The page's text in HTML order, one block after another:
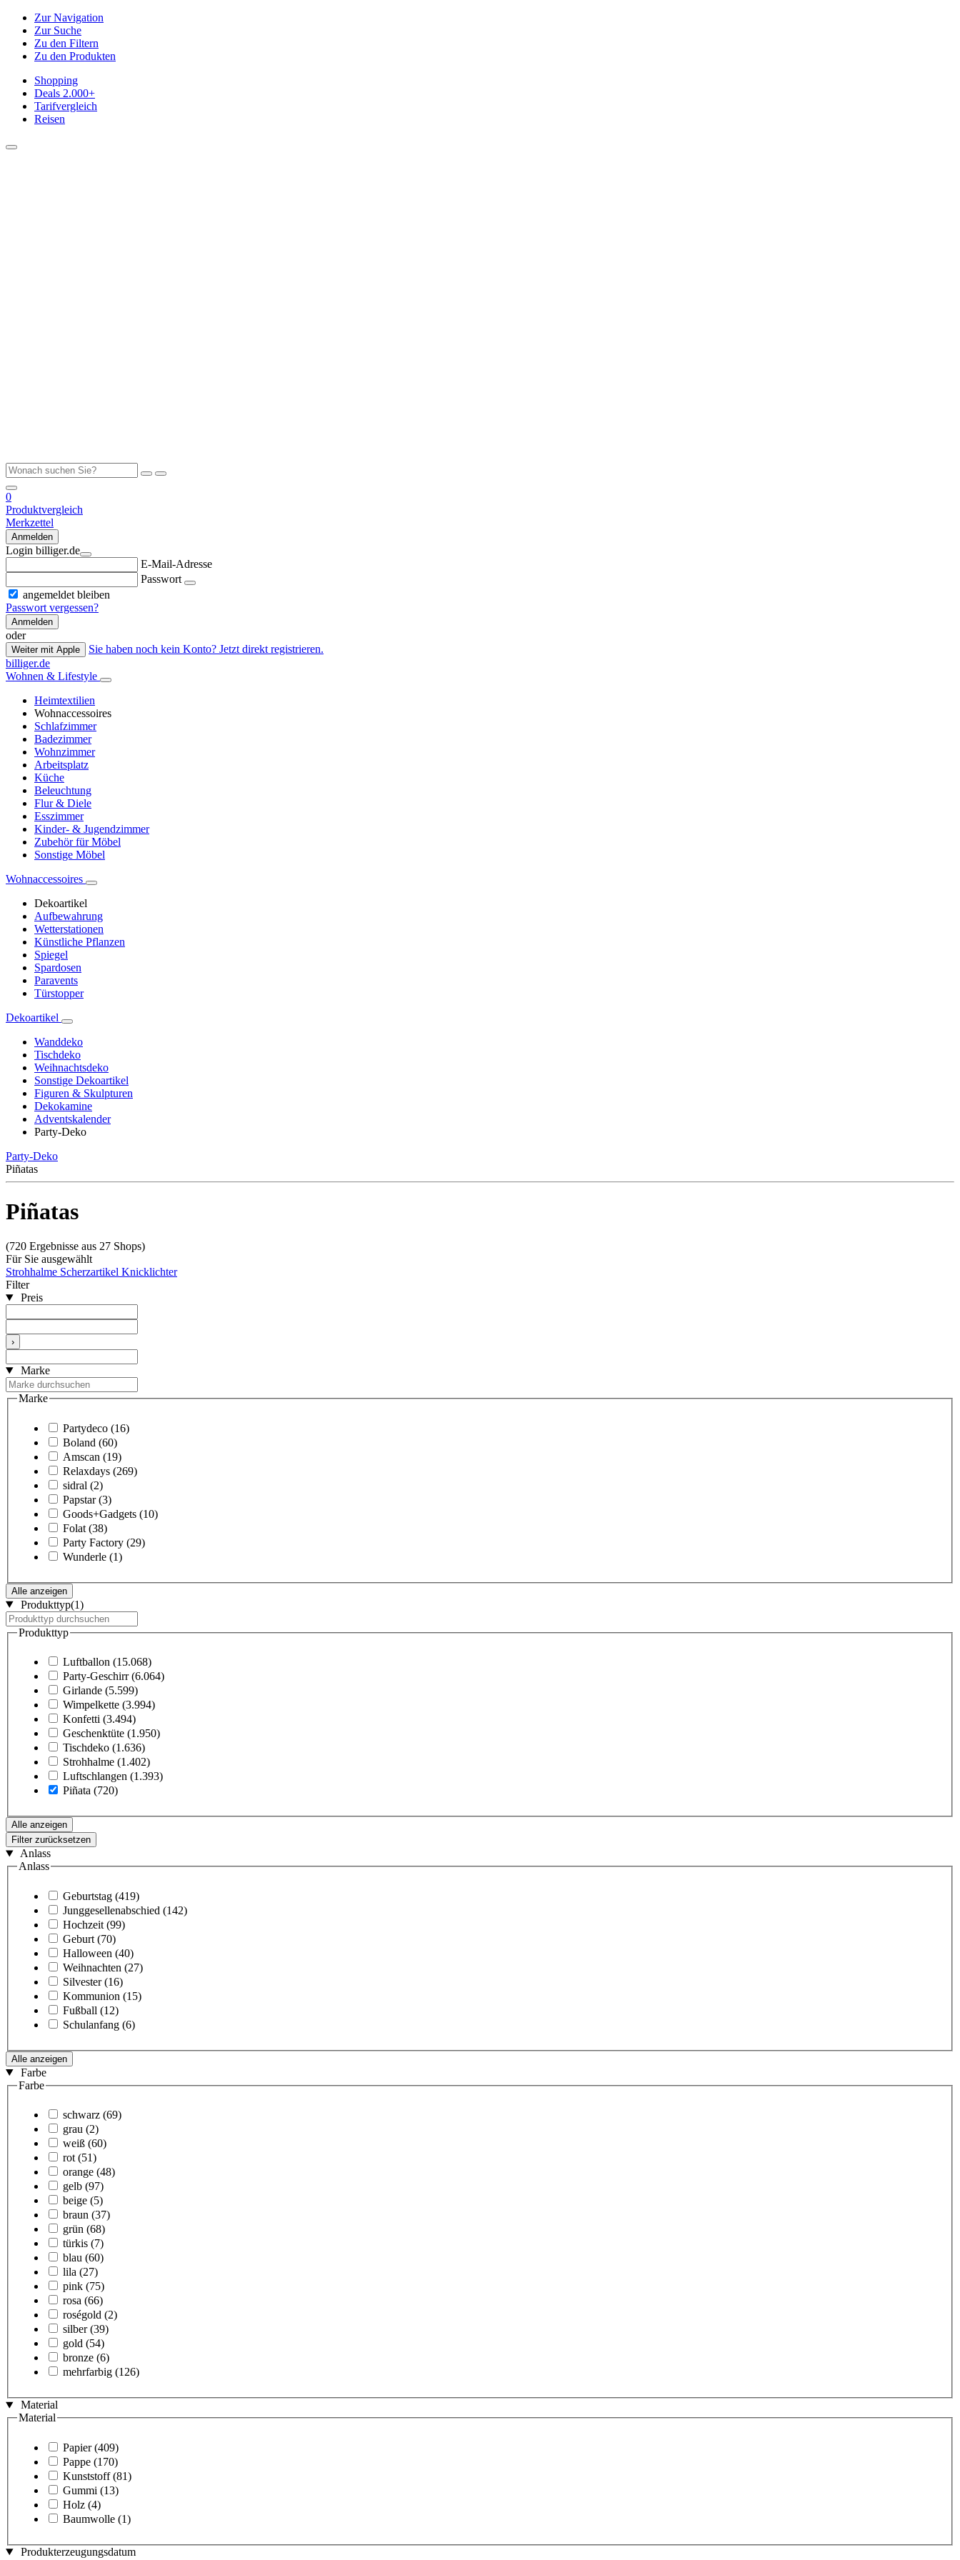
Zur Navigation
Zur Suche
Zu den Filtern
Zu den Produkten
Shopping
Deals 2.000+
Tarifvergleich
Reisen
0
Produktvergleich
Merkzettel
Anmelden
Login billiger.de
E-Mail-Adresse
Passwort
angemeldet bleiben
Passwort vergessen?
Anmelden
oder
Weiter mit Apple
Sie haben noch kein Konto? Jetzt direkt registrieren.
billiger.de
Wohnen & Lifestyle
Heimtextilien
Wohnaccessoires
Schlafzimmer
Badezimmer
Wohnzimmer
Arbeitsplatz
Küche
Beleuchtung
Flur & Diele
Esszimmer
Kinder- & Jugendzimmer
Zubehör für Möbel
Sonstige Möbel
Wohnaccessoires
Dekoartikel
Aufbewahrung
Wetterstationen
Künstliche Pflanzen
Spiegel
Spardosen
Paravents
Türstopper
Dekoartikel
Wanddeko
Tischdeko
Weihnachtsdeko
Sonstige Dekoartikel
Figuren & Skulpturen
Dekokamine
Adventskalender
Party-Deko
Party-Deko
Piñatas
Piñatas
(720 Ergebnisse aus 27 Shops)
Für Sie ausgewählt
Strohhalme Scherzartikel Knicklichter
Filter
Preis
›
Marke
Marke
Partydeco (16)
Boland (60)
Amscan (19)
Relaxdays (269)
sidral (2)
Papstar (3)
Goods+Gadgets (10)
Folat (38)
Party Factory (29)
Wunderle (1)
Alle anzeigen
Produkttyp(1)
Produkttyp
Luftballon (15.068)
Party-Geschirr (6.064)
Girlande (5.599)
Wimpelkette (3.994)
Konfetti (3.494)
Geschenktüte (1.950)
Tischdeko (1.636)
Strohhalme (1.402)
Luftschlangen (1.393)
Piñata (720)
Alle anzeigen
Filter zurücksetzen
Anlass
Anlass
Geburtstag (419)
Junggesellenabschied (142)
Hochzeit (99)
Geburt (70)
Halloween (40)
Weihnachten (27)
Silvester (16)
Kommunion (15)
Fußball (12)
Schulanfang (6)
Alle anzeigen
Farbe
Farbe
schwarz (69)
grau (2)
weiß (60)
rot (51)
orange (48)
gelb (97)
beige (5)
braun (37)
grün (68)
türkis (7)
blau (60)
lila (27)
pink (75)
rosa (66)
roségold (2)
silber (39)
gold (54)
bronze (6)
mehrfarbig (126)
Material
Material
Papier (409)
Pappe (170)
Kunststoff (81)
Gummi (13)
Holz (4)
Baumwolle (1)
Produkterzeugungsdatum